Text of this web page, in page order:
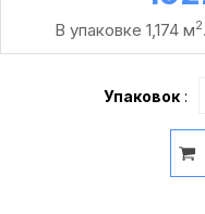
В упаковке 1,174 м2
Упаковок :